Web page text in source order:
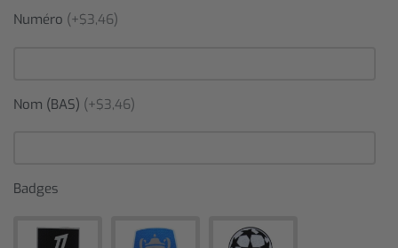
Numéro (+$3,46)
Nom (BAS) (+$3,46)
Badges